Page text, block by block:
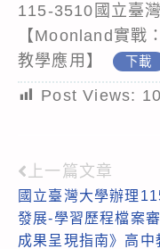
115-3510國立臺
【Moonland實戰
教學應用】
下載
Post Views:
Read
more
articles
上一篇文章
國立臺灣大學辦理
發展-學習歷程檔案
成果呈現指南》高